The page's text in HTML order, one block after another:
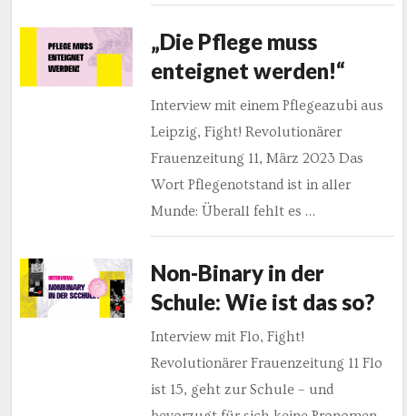
„Die Pflege muss
enteignet werden!“
Interview mit einem Pflegeazubi aus
Leipzig, Fight! Revolutionärer
Frauenzeitung 11, März 2023 Das
Wort Pflegenotstand ist in aller
Munde: Überall fehlt es …
Non-Binary in der
Schule: Wie ist das so?
Interview mit Flo, Fight!
Revolutionärer Frauenzeitung 11 Flo
ist 15, geht zur Schule – und